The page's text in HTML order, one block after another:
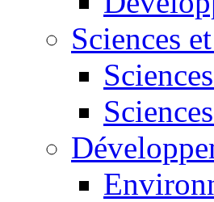
Sciences